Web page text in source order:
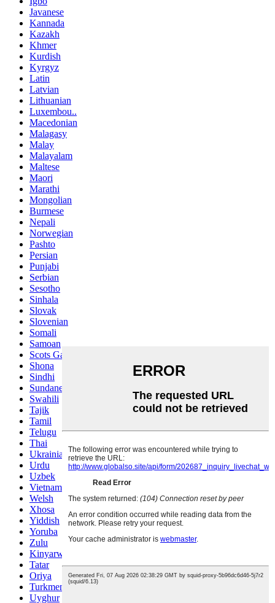
Javanese
Kannada
Kazakh
Khmer
Kurdish
Kyrgyz
Latin
Latvian
Lithuanian
Luxembou..
Macedonian
Malagasy
Malay
Malayalam
Maltese
Maori
Marathi
Mongolian
Burmese
Nepali
Norwegian
Pashto
Persian
Punjabi
Serbian
Sesotho
Sinhala
Slovak
Slovenian
Somali
Samoan
Scots Gaelic
Shona
Sindhi
Sundanese
Swahili
Tajik
Tamil
Telugu
Thai
Ukrainian
Urdu
Uzbek
Vietnamese
Welsh
Xhosa
Yiddish
Yoruba
Zulu
Kinyarwanda
Tatar
Oriya
Turkmen
Uyghur